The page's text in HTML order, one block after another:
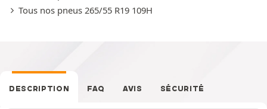
Tous nos pneus 265/55 R19 109H
DESCRIPTION FAQ AVIS SÉCURITÉ